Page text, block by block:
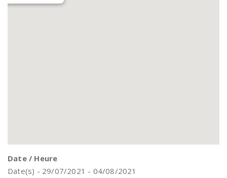
Date / Heure
Date(s) - 29/07/2021 - 04/08/2021